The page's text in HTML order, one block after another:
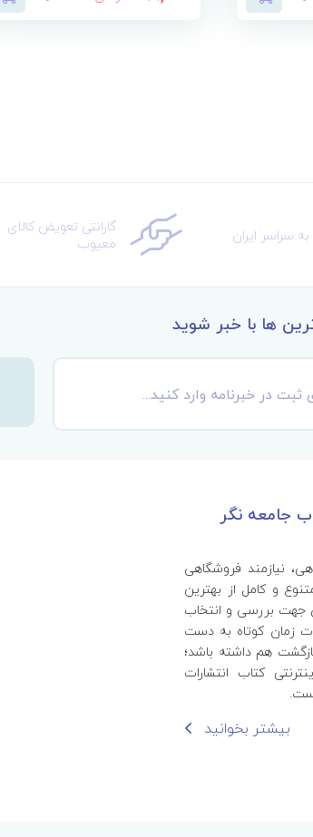
سراسر ایران گارانتی تعویض کالای
معیوب
ها با خبر شوید
جامعه نگر
نیازمند فروشگاهی
و کامل از بهترین
جهت بررسی و انتخاب
زمان کوتاه به دست
هم داشته باشد؛
کتاب انتشارات
بیشتر بخوانید